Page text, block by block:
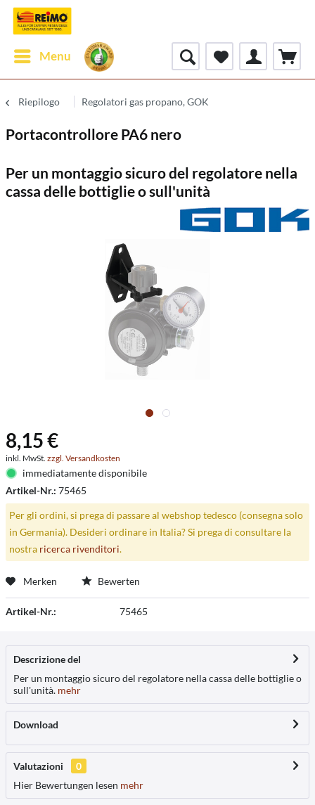
Menu
Riepilogo Regolatori gas propano, GOK
Portacontrollore PA6 nero
Per un montaggio sicuro del regolatore nella
cassa delle bottiglie o sull'unità
8,15 €
inkl. MwSt. zzgl. Versandkosten
immediatamente disponibile
Artikel-Nr.: 75465
Per gli ordini, si prega di passare al webshop tedesco (consegna solo
in Germania). Desideri ordinare in Italia? Si prega di consultare la
nostra ricerca rivenditori.
Merken Bewerten
Artikel-Nr.: 75465
Descrizione del
Per un montaggio sicuro del regolatore nella cassa delle bottiglie o
sull'unità. mehr
Download
Valutazioni
0
Hier Bewertungen lesen mehr